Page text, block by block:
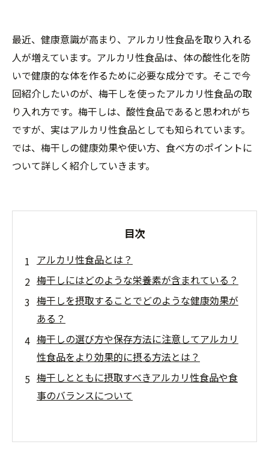
最近、健康意識が高まり、アルカリ性食品を取り入れる
人が増えています。アルカリ性食品は、体の酸性化を防
いで健康的な体を作るために必要な成分です。そこで今
回紹介したいのが、梅干しを使ったアルカリ性食品の取
り入れ方です。梅干しは、酸性食品であると思われがち
ですが、実はアルカリ性食品としても知られています。
では、梅干しの健康効果や使い方、食べ方のポイントに
ついて詳しく紹介していきます。
目次
アルカリ性食品とは？
梅干しにはどのような栄養素が含まれている？
梅干しを摂取することでどのような健康効果が
ある？
梅干しの選び方や保存方法に注意してアルカリ
性食品をより効果的に摂る方法とは？
梅干しとともに摂取すべきアルカリ性食品や食
事のバランスについて